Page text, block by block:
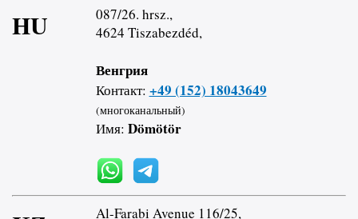
HU
087/26. hrsz.,
4624 Tiszabezdéd,
Венгрия
Контакт: +49 (152) 18043649
(многоканальный)
Имя: Dömötör
Al-Farabi Avenue 116/25,